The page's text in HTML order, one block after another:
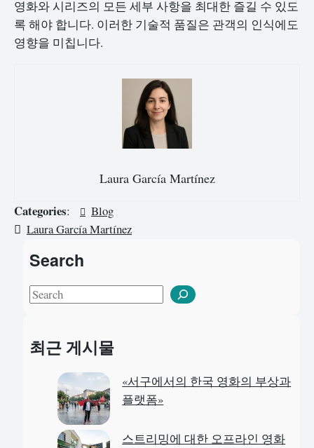
영화와 시리즈의 모든 세부 사항을 최대한 즐길 수 있도
록 해야 합니다. 이러한 기술적 품질은 관객의 인식에도
영향을 미칩니다.
Laura García Martínez
Categories:
Blog
Laura García Martínez
Search
S
r
최근 게시물
«서구에서의 한국 영화의 부상과
플랫폼»
스트리밍에 대한 오프라인 영화